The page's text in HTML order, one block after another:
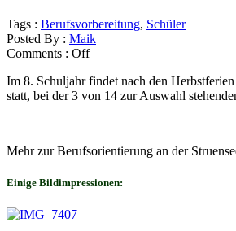
Tags : Berufsvorbereitung, Schüler
Posted By : Maik
Comments : Off
Im 8. Schuljahr findet nach den
statt, bei der 3 von 14 zur Auswahl
Mehr zur Berufsorientierung an der
Einige Bildimpressionen: